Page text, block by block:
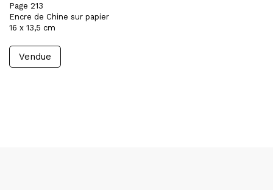
Page 213
Encre de Chine sur papier
16 x 13,5 cm
Vendue